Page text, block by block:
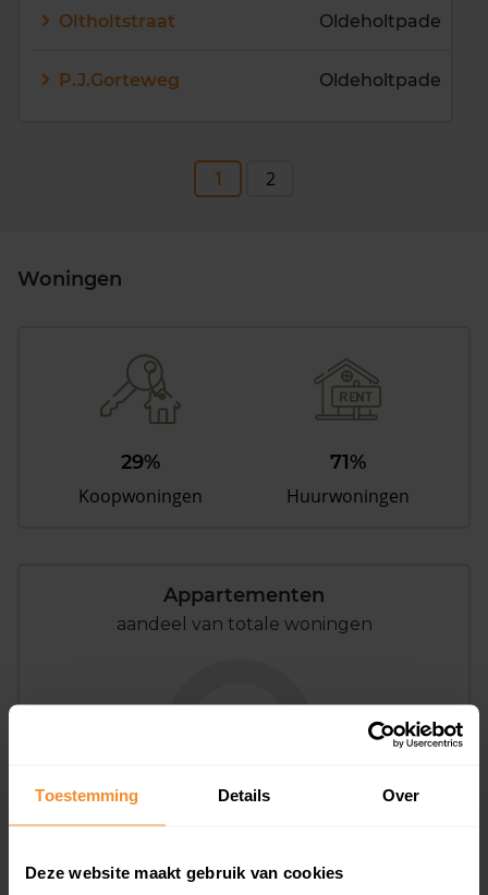
Toestemming Details Over
Deze website maakt gebruik van cookies
Oltholtstraat Oldeholtpade
P.J.Gorteweg Oldeholtpade
1 2
Woningen
29%
Koopwoningen
71%
Huurwoningen
Appartementen
aandeel van totale woningen